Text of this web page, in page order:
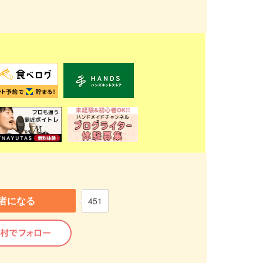
になる 451